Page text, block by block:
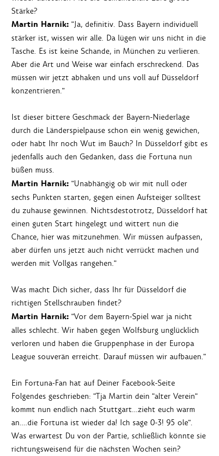
Stärke?
Martin Harnik: "Ja, definitiv. Dass Bayern individuell
stärker ist, wissen wir alle. Da lügen wir uns nicht in die
Tasche. Es ist keine Schande, in München zu verlieren.
Aber die Art und Weise war einfach erschreckend. Das
müssen wir jetzt abhaken und uns voll auf Düsseldorf
konzentrieren."
Ist dieser bittere Geschmack der Bayern-Niederlage
durch die Länderspielpause schon ein wenig gewichen,
oder habt Ihr noch Wut im Bauch? In Düsseldorf gibt es
jedenfalls auch den Gedanken, dass die Fortuna nun
büßen muss.
Martin Harnik: "Unabhängig ob wir mit null oder
sechs Punkten starten, gegen einen Aufsteiger solltest
du zuhause gewinnen. Nichtsdestotrotz, Düsseldorf hat
einen guten Start hingelegt und wittert nun die
Chance, hier was mitzunehmen. Wir müssen aufpassen,
aber dürfen uns jetzt auch nicht verrückt machen und
werden mit Vollgas rangehen."
Was macht Dich sicher, dass Ihr für Düsseldorf die
richtigen Stellschrauben findet?
Martin Harnik: "Vor dem Bayern-Spiel war ja nicht
alles schlecht. Wir haben gegen Wolfsburg unglücklich
verloren und haben die Gruppenphase in der Europa
League souverän erreicht. Darauf müssen wir aufbauen."
Ein Fortuna-Fan hat auf Deiner Facebook-Seite
Folgendes geschrieben: "Tja Martin dein "alter Verein"
kommt nun endlich nach Stuttgart...zieht euch warm
an....die Fortuna ist wieder da! Ich sage 0-3! 95 ole".
Was erwartest Du von der Partie, schließlich könnte sie
richtungsweisend für die nächsten Wochen sein?